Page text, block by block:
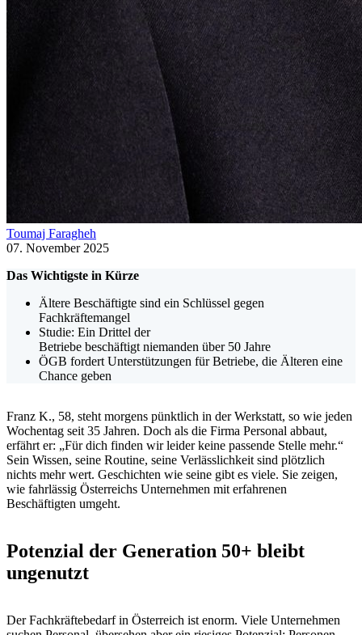
Toumaj Faragheh
07. November 2025
Das Wichtigste in Kürze
Ältere Beschäftigte sind ein Schlüssel gegen
Fachkräftemangel
Studie: Ein Drittel der
Betriebe beschäftigt niemanden über 50 Jahre
ÖGB fordert Unterstützungen für Betriebe, die Älteren eine
Chance geben
Franz K., 58, steht morgens pünktlich in der Werkstatt, so wie jeden
Wochentag seit 35 Jahren. Doch als die Firma Personal abbaut,
erfährt er: „Für dich finden wir leider keine passende Stelle mehr.“
Sein Wissen, seine Routine, seine Verlässlichkeit sind plötzlich
nichts mehr wert. Geschichten wie seine gibt es viele. Sie zeigen,
wie fahrlässig Österreichs Unternehmen mit erfahrenen
Beschäftigten umgeht.
Potenzial der Generation 50+ bleibt
ungenutzt
Der Fachkräftebedarf in Österreich ist enorm. Viele Unternehmen